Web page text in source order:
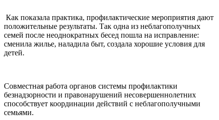
Как показала практика, профилактические мероприятия дают
положительные результаты. Так одна из неблагополучных
семей после неоднократных бесед пошла на исправление:
сменила жилье, наладила быт, создала хорошие условия для
детей.
Совместная работа органов системы профилактики
безнадзорности и правонарушений несовершеннолетних
способствует координации действий с неблагополучными
семьями.